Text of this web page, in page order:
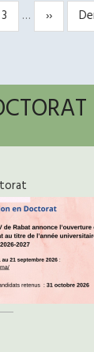
Page
3 …
Page
suivante
››